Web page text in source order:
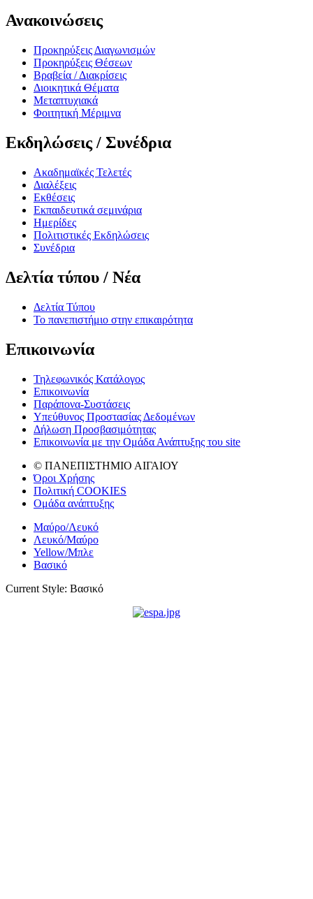
Ανακοινώσεις
Προκηρύξεις Διαγωνισμών
Προκηρύξεις Θέσεων
Βραβεία / Διακρίσεις
Διοικητικά Θέματα
Μεταπτυχιακά
Φοιτητική Μέριμνα
Εκδηλώσεις / Συνέδρια
Ακαδημαϊκές Τελετές
Διαλέξεις
Εκθέσεις
Εκπαιδευτικά σεμινάρια
Ημερίδες
Πολιτιστικές Εκδηλώσεις
Συνέδρια
Δελτία τύπου / Νέα
Δελτία Τύπου
Το πανεπιστήμιο στην επικαιρότητα
Επικοινωνία
Τηλεφωνικός Κατάλογος
Επικοινωνία
Παράπονα-Συστάσεις
Υπεύθυνος Προστασίας Δεδομένων
Δήλωση Προσβασιμότητας
Επικοινωνία με την Ομάδα Ανάπτυξης του site
© ΠΑΝΕΠΙΣΤΗΜΙΟ ΑΙΓΑΙΟΥ
Όροι Χρήσης
Πολιτική COOKIES
Ομάδα ανάπτυξης
Μαύρο/Λευκό
Λευκό/Μαύρο
Yellow/Μπλε
Βασικό
Current Style: Βασικό